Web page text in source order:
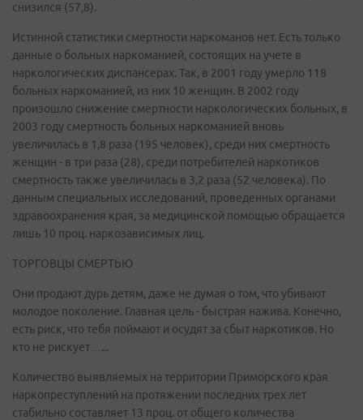
снизился (57,8).
Истинной статистики смертности наркоманов нет. Есть только
данные о больных наркоманией, состоящих на учете в
наркологических диспансерах. Так, в 2001 году умерло 118
больных наркоманией, из них 10 женщин. В 2002 году
произошло снижение смертности наркологических больных, в
2003 году смертность больных наркоманией вновь
увеличилась в 1,8 раза (195 человек), среди них смертность
женщин - в три раза (28), среди потребителей наркотиков
смертность также увеличилась в 3,2 раза (52 человека). По
данным специальных исследований, проведенных органами
здравоохранения края, за медицинской помощью обращается
лишь 10 проц. наркозависимых лиц.
ТОРГОВЦЫ СМЕРТЬЮ
Они продают дурь детям, даже не думая о том, что убивают
молодое поколение. Главная цель - быстрая нажива. Конечно,
есть риск, что тебя поймают и осудят за сбыт наркотиков. Но
кто не рискует…...
Количество выявляемых на территории Приморского края
наркопреступлений на протяжении последних трех лет
стабильно составляет 13 проц. от общего количества